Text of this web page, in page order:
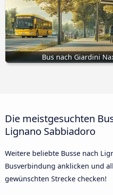
Bus nach Giardini
Die meistgesuchten
Lignano Sabbiadoro
Weitere beliebte Busse nach
Busverbindung anklicken und
gewünschten Strecke checken!